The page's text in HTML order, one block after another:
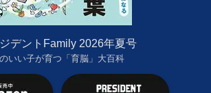
デントFamily 2026年夏号
いい子が育つ「育脳」大百科